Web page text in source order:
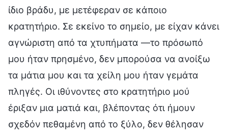
ίδιο βράδυ, με μετέφεραν σε κάποιο
κρατητήριο. Σε εκείνο το σημείο, με είχαν κάνει
αγνώριστη από τα χτυπήματα —το πρόσωπό
μου ήταν πρησμένο, δεν μπορούσα να ανοίξω
τα μάτια μου και τα χείλη μου ήταν γεμάτα
πληγές. Οι ιθύνοντες στο κρατητήριο μού
έριξαν μια ματιά και, βλέποντας ότι ήμουν
σχεδόν πεθαμένη από το ξύλο, δεν θέλησαν